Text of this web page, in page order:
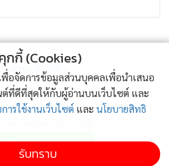
อ่านเพิ่มเติม
กกี้ (Cookies)
พื่อจัดการข้อมูลส่วนบุคคลเพื่อนำเสนอ
ที่ดีที่สุดให้กับผู้อ่านบนเว็บไซต์ และ
ารใช้งานเว็บไซต์ และ นโยบายสิทธิ
รับทราบ